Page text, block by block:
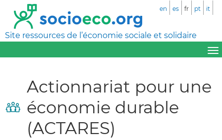
Site ressources de l’économie sociale et solidaire
en es fr pt it
Actionnariat pour une
économie durable
(ACTARES)